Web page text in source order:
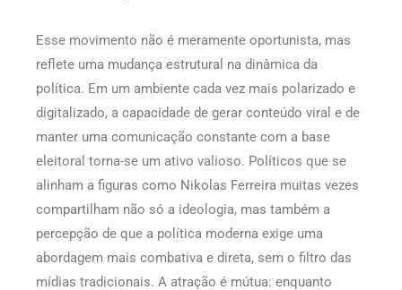
Esse movimento não é meramente oportunista, mas
reflete uma mudança estrutural na dinâmica da
política. Em um ambiente cada vez mais polarizado e
digitalizado, a capacidade de gerar conteúdo viral e de
manter uma comunicação constante com a base
eleitoral torna-se um ativo valioso. Políticos que se
alinham a figuras como Nikolas Ferreira muitas vezes
compartilham não só a ideologia, mas também a
percepção de que a política moderna exige uma
abordagem mais combativa e direta, sem o filtro das
mídias tradicionais. A atração é mútua: enquanto